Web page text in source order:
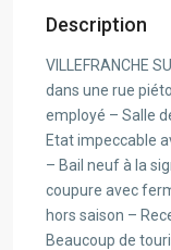
Description
VILLEFRANCHE
dans une rue
employé – Salle
Etat impeccable
– Bail neuf à la
coupure avec
hors saison –
Beaucoup de